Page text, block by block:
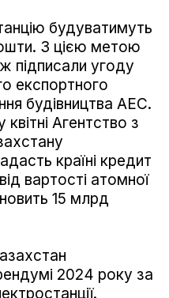
будуватимуть
З цією метою
підписали угоду
експортного
будівництва АЕС.
Агентство з
країні кредит
вартості атомної
15 млрд
2024 року за